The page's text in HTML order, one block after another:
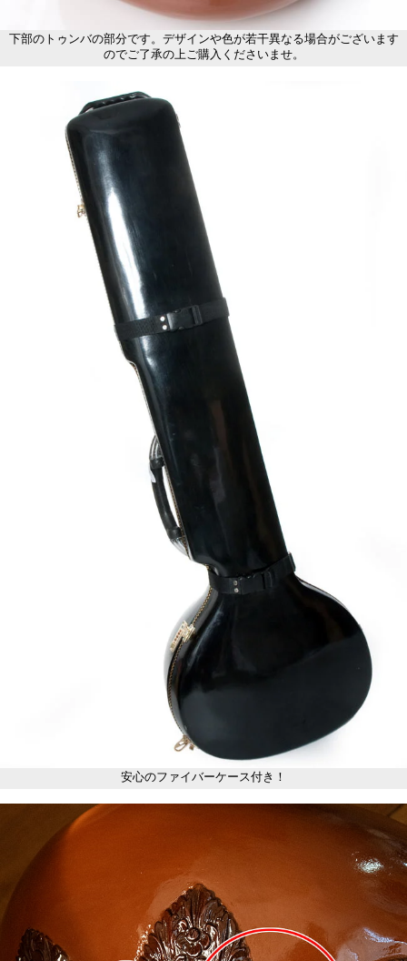
下部のトゥンバの部分です。デザインや色が若干異なる場合がございます
のでご了承の上ご購入くださいませ。
安心のファイバーケース付き！